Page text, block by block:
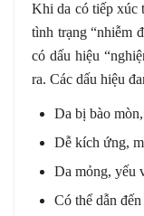
Khi da có tiếp xúc
tình trạng “nhiễm
có dấu hiệu
ra. Các dấu hiệu
Da bị bào
Dễ kích ứng,
Da mỏng, yếu
Có thể dẫn